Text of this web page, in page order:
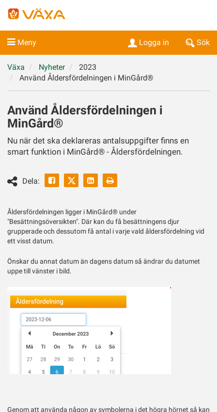
Meny Sök
Logga in
Växa Nyheter
2023
Använd Åldersfördelningen i MinGård®
Använd Åldersfördelningen i
MinGård®
Nu när det ska deklareras antalsuppgifter finns en
smart funktion i MinGård® - Åldersfördelningen.
Dela:
Facebook LinkedinSkriv
Åldersfördelningen ligger i MinGård® under
"Besättningsöversikten". Där kan du få besättningens djur
grupperade och dessutom få antal i varje vald åldersfördelning vid
ett visst datum.
Önskar du annat datum än dagens datum så ändrar du datumet
uppe till vänster i bild.
Genom att använda någon av symbolerna i det högra hörnet så kan